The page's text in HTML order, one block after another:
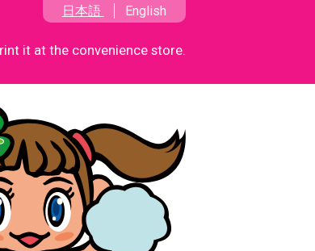
日本語 English
it at the convenience store.